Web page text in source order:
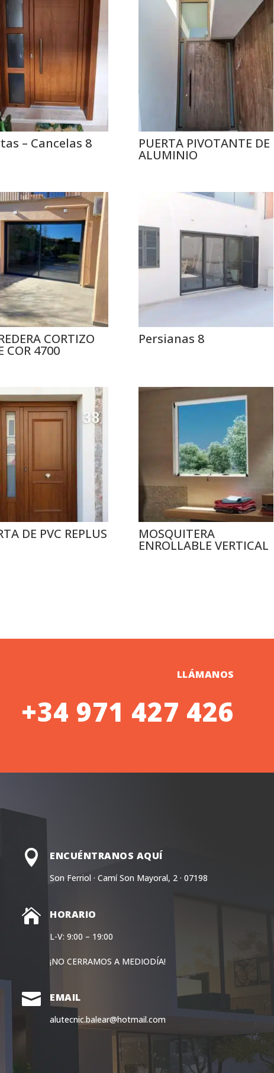
– Cancelas 8 PUERTA PIVOTANTE DE
ALUMINIO
CORTIZO
COR 4700
Persianas 8
DE PVC REPLUS MOSQUITERA
ENROLLABLE VERTICAL
LLÁMANOS
+34 971 427 426
 ENCUÉNTRANOS AQUÍ
Son Ferriol · Camí Son Mayoral, 2 · 07198
 HORARIO
L-V: 9:00 – 19:00
¡NO CERRAMOS A MEDIODÍA!
 EMAIL
alutecnic.balear@hotmail.com